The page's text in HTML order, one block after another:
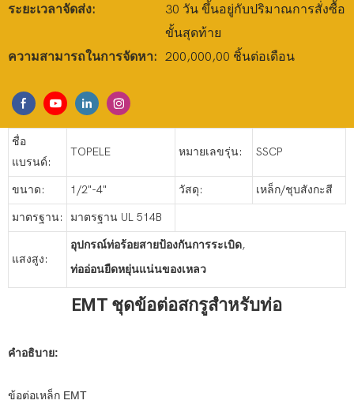
ระยะเวลาจัดส่ง:
30 วัน ขึ้นอยู่กับปริมาณการสั่งซื้อ
ขั้นสุดท้าย
ความสามารถในการจัดหา:
200,000,00 ชิ้นต่อเดือน
ชื่อ
แบรนด์:
TOPELE หมายเลขรุ่น: SSCP
ขนาด: 1/2"-4" วัสดุ: เหล็ก/ชุบสังกะสี
มาตรฐาน: มาตรฐาน UL 514B
แสงสูง:
อุปกรณ์ท่อร้อยสายป้องกันการระเบิด,
ท่ออ่อนยืดหยุ่นแน่นของเหลว
EMT ชุดข้อต่อสกรูสำหรับท่อ
คำอธิบาย:
ข้อต่อเหล็ก EMT